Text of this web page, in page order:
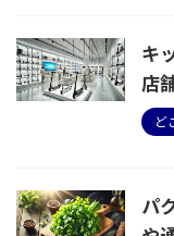
キ
店
ど
パ